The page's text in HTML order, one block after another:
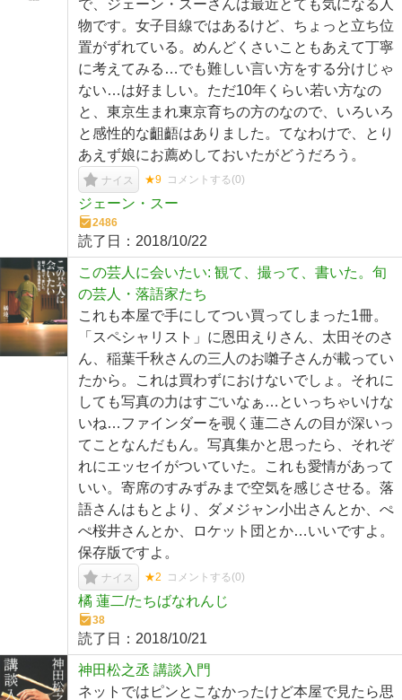
で、ジェーン・スーさんは最近とても気になる人
物です。女子目線ではあるけど、ちょっと立ち位
置がずれている。めんどくさいこともあえて丁寧
に考えてみる…でも難しい言い方をする分けじゃ
ない…は好ましい。ただ10年くらい若い方なの
と、東京生まれ東京育ちの方のなので、いろいろ
と感性的な齟齬はありました。てなわけで、とり
あえず娘にお薦めしておいたがどうだろう。
ナイス ★9 コメントする(0)
ジェーン・スー
2486
読了日： 2018/10/22
この芸人に会いたい: 観て、撮って、書いた。旬
の芸人・落語家たち
これも本屋で手にしてつい買ってしまった1冊。
「スペシャリスト」に恩田えりさん、太田そのさ
ん、稲葉千秋さんの三人のお囃子さんが載ってい
たから。これは買わずにおけないでしょ。それに
しても写真の力はすごいなぁ…といっちゃいけな
いね…ファインダーを覗く蓮二さんの目が深いっ
てことなんだもん。写真集かと思ったら、それぞ
れにエッセイがついていた。これも愛情があって
いい。寄席のすみずみまで空気を感じさせる。落
語さんはもとより、ダメジャン小出さんとか、ぺ
ぺ桜井さんとか、ロケット団とか…いいですよ。
保存版ですよ。
ナイス ★2 コメントする(0)
橘 蓮二/たちばなれんじ
38
読了日： 2018/10/21
神田松之丞 講談入門
ネットではピンとこなかったけど本屋で見たら思